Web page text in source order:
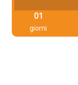
01
giorni